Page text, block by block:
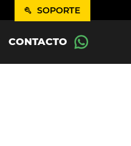
SOPORTE
CONTACTO